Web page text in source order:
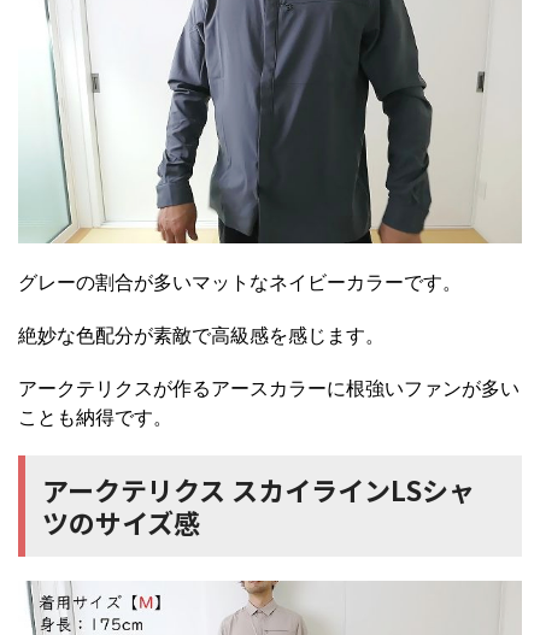
グレーの割合が多いマットなネイビーカラーです。
絶妙な色配分が素敵で高級感を感じます。
アークテリクスが作るアースカラーに根強いファンが多い
ことも納得です。
アークテリクス スカイラインLSシャ
ツのサイズ感